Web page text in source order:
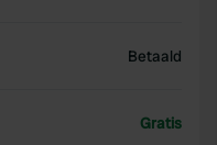
Betaald
Gratis